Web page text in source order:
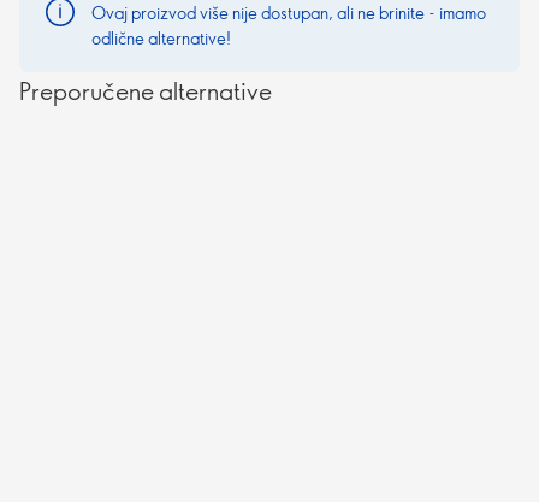
Ovaj proizvod više nije dostupan, ali ne brinite - imamo
odlične alternative!
Preporučene alternative